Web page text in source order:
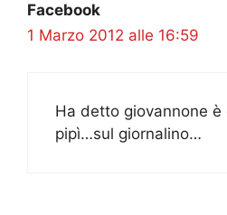
Facebook
1 Marzo 2012 alle 16:59
Ha detto giovannone è
pipì…sul giornalino…